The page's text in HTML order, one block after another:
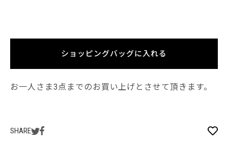
ショッピングバッグに入れる
お一人さま3点までのお買い上げとさせて頂きます。
SHARE